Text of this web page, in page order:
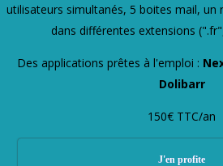
utilisateurs simultanés, 5 boites mail, un
dans différentes extensions
Des applications prêtes à l'emploi :
Dolibarr
150€ TTC/an
J'en profite